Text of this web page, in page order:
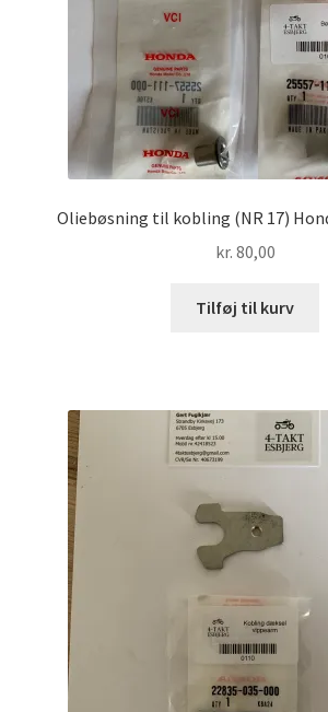
Oliebøsning til kobling (NR 17)
kr. 80,00
Tilføj til kurv